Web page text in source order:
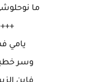
ما
يامي
وسر